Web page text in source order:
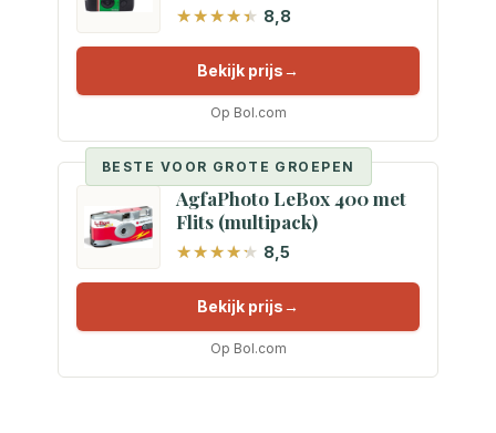
8,8
Bekijk prijs
Op Bol.com
BESTE VOOR GROTE GROEPEN
AgfaPhoto LeBox 400 met
Flits (multipack)
8,5
Bekijk prijs
Op Bol.com